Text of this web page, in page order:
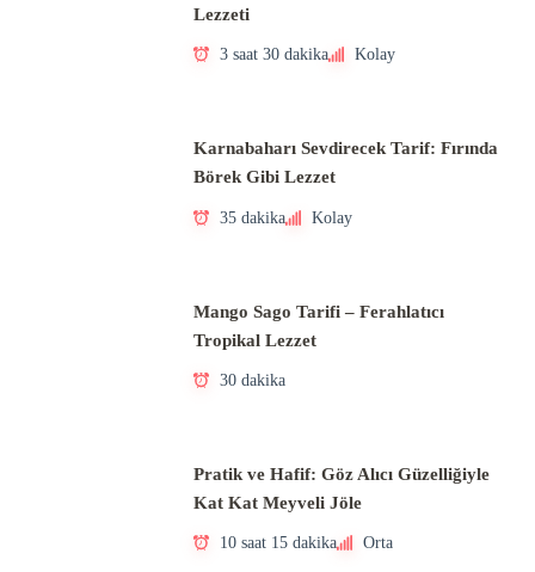
Lezzeti
3 saat 30 dakika Kolay
Karnabaharı Sevdirecek Tarif: Fırında
Börek Gibi Lezzet
35 dakika Kolay
Mango Sago Tarifi – Ferahlatıcı
Tropikal Lezzet
30 dakika
Pratik ve Hafif: Göz Alıcı Güzelliğiyle
Kat Kat Meyveli Jöle
10 saat 15 dakika Orta